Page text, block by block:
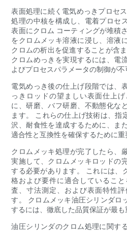
表面処理に続く電気めっきプロセ
処理の中核を構成し、電着プロセ
表面にクロム コーティングが堆積
をクロムメッキ溶液に浸し、溶液
クロムの析出を促進することが含
クロムめっきを実現するには、電
よびプロセスパラメータの制御が不
電気めっき後の仕上げ段階では、
っきロッドの望ましい表面仕上
に、研磨、バフ研磨、不動態化な
ます。 これらの仕上げ技術は、指
沢、耐食性を達成するために、ま
適合性と互換性を確保するために重
クロムメッキ処理が完了したら、
実施して、クロムメッキロッドの
する必要があります。 これには、
格および要件に適合しているこ
査、寸法測定、および表面特性
す。 クロムメッキ油圧シリンダロ
するには、徹底した品質保証が最も
油圧シリンダのクロム処理に関す